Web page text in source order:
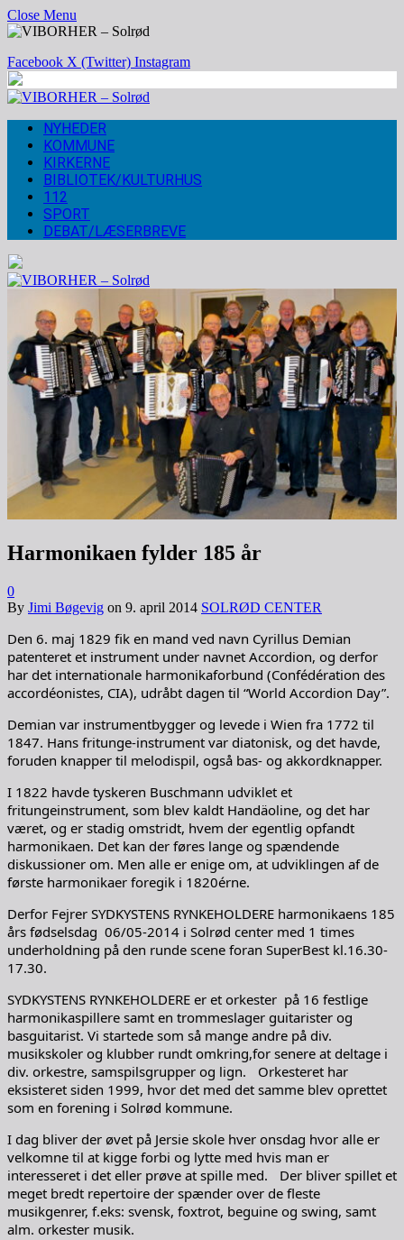
Close Menu
Facebook X (Twitter) Instagram
NYHEDER
KOMMUNE
KIRKERNE
BIBLIOTEK/KULTURHUS
112
SPORT
DEBAT/LÆSERBREVE
Harmonikaen fylder 185 år
0
By Jimi Bøgevig on 9. april 2014 SOLRØD CENTER
Den 6. maj 1829 fik en mand ved navn Cyrillus Demian
patenteret et instrument under navnet Accordion, og derfor
har det internationale harmonikaforbund (Confédération des
accordéonistes, CIA), udråbt dagen til “World Accordion Day”.
Demian var instrumentbygger og levede i Wien fra 1772 til
1847. Hans fritunge-instrument var diatonisk, og det havde,
foruden knapper til melodispil, også bas- og akkordknapper.
I 1822 havde tyskeren Buschmann udviklet et
fritungeinstrument, som blev kaldt Handäoline, og det har
været, og er stadig omstridt, hvem der egentlig opfandt
harmonikaen. Det kan der føres lange og spændende
diskussioner om. Men alle er enige om, at udviklingen af de
første harmonikaer foregik i 1820érne.
Derfor Fejrer SYDKYSTENS RYNKEHOLDERE harmonikaens 185
års fødselsdag 06/05-2014 i Solrød center med 1 times
underholdning på den runde scene foran SuperBest kl.16.30-
17.30.
SYDKYSTENS RYNKEHOLDERE er et orkester på 16 festlige
harmonikaspillere samt en trommeslager guitarister og
basguitarist. Vi startede som så mange andre på div.
musikskoler og klubber rundt omkring,for senere at deltage i
div. orkestre, samspilsgrupper og lign. Orkesteret har
eksisteret siden 1999, hvor det med det samme blev oprettet
som en forening i Solrød kommune.
I dag bliver der øvet på Jersie skole hver onsdag hvor alle er
velkomne til at kigge forbi og lytte med hvis man er
interesseret i det eller prøve at spille med. Der bliver spillet et
meget bredt repertoire der spænder over de fleste
musikgenrer, f.eks: svensk, foxtrot, beguine og swing, samt
alm. orkester musik.